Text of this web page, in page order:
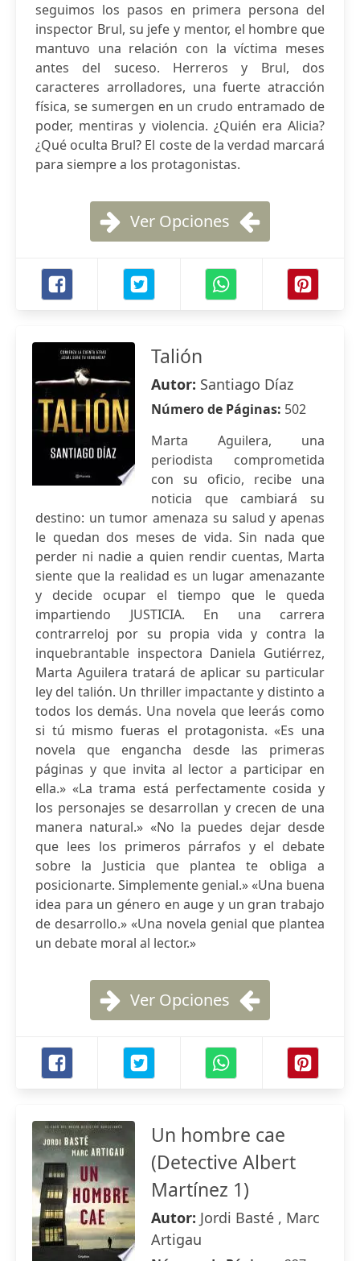
seguimos los pasos en primera persona del
inspector Brul, su jefe y mentor, el hombre que
mantuvo una relación con la víctima meses
antes del suceso. Herreros y Brul, dos
caracteres arrolladores, una fuerte atracción
física, se sumergen en un crudo entramado de
poder, mentiras y violencia. ¿Quién era Alicia?
¿Qué oculta Brul? El coste de la verdad marcará
para siempre a los protagonistas.
Ver Opciones
Talión
Autor: Santiago Díaz
Número de Páginas: 502
Marta Aguilera, una
periodista comprometida
con su oficio, recibe una
noticia que cambiará su
destino: un tumor amenaza su salud y apenas
le quedan dos meses de vida. Sin nada que
perder ni nadie a quien rendir cuentas, Marta
siente que la realidad es un lugar amenazante
y decide ocupar el tiempo que le queda
impartiendo JUSTICIA. En una carrera
contrarreloj por su propia vida y contra la
inquebrantable inspectora Daniela Gutiérrez,
Marta Aguilera tratará de aplicar su particular
ley del talión. Un thriller impactante y distinto a
todos los demás. Una novela que leerás como
si tú mismo fueras el protagonista. «Es una
novela que engancha desde las primeras
páginas y que invita al lector a participar en
ella.» «La trama está perfectamente cosida y
los personajes se desarrollan y crecen de una
manera natural.» «No la puedes dejar desde
que lees los primeros párrafos y el debate
sobre la Justicia que plantea te obliga a
posicionarte. Simplemente genial.» «Una buena
idea para un género en auge y un gran trabajo
de desarrollo.» «Una novela genial que plantea
un debate moral al lector.»
Ver Opciones
Un hombre cae
(Detective Albert
Martínez 1)
Autor: Jordi Basté , Marc
Artigau